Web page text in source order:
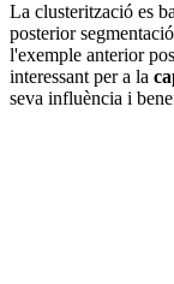
La clusterització es
posterior
l'exemple anterior
interessant per a la
seva influència i